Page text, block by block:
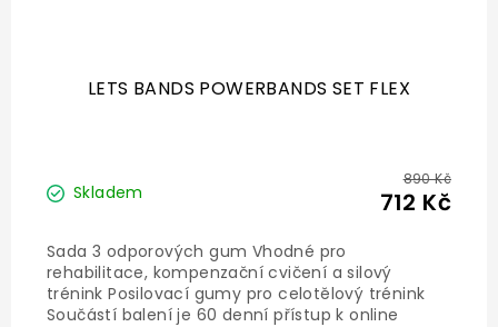
LETS BANDS POWERBANDS SET FLEX
Skladem
890 Kč
712 Kč
Sada 3 odporových gum Vhodné pro
rehabilitace, kompenzační cvičení a silový
trénink Posilovací gumy pro celotělový trénink
Součástí balení je 60 denní přístup k online